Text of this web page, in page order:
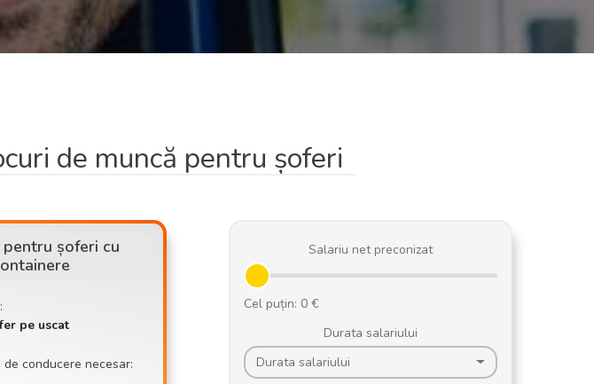
de muncă pentru șoferi
șoferi cu
pe uscat
conducere necesar:
Salariu net preconizat
Durata salariului
Durata salariului